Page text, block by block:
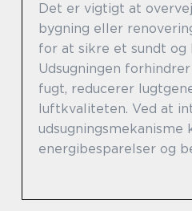
Det er vigtigt at
bygning eller
for at sikre et sundt og
Udsugningen
fugt, reducerer
luftkvaliteten. Ved at
udsugningsmekanisme
energibesparelser og